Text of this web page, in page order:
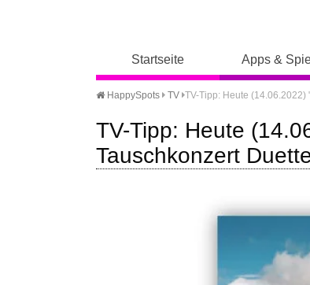
Startseite Apps &
HappySpots TV TV-Tipp: Heute
TV-Tipp: Heute
Tauschkonzert